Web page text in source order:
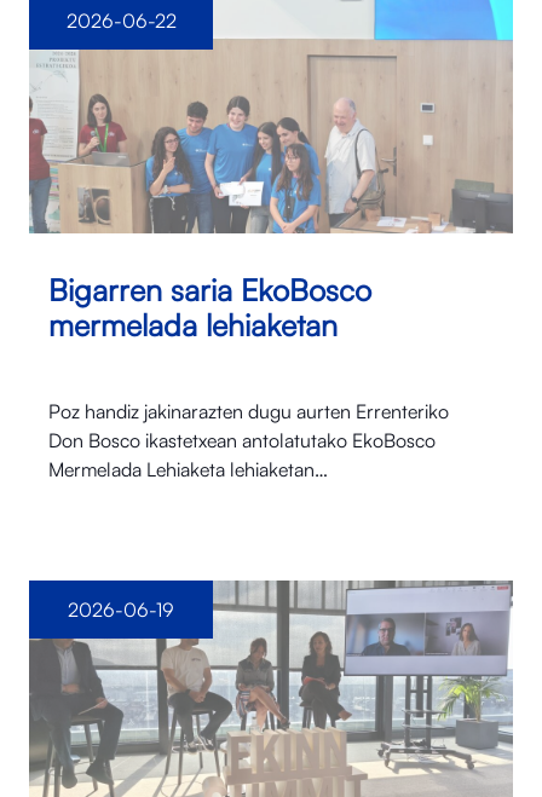
Bigarren saria EkoBosco
mermelada lehiaketan
Poz handiz jakinarazten dugu aurten Errenteriko
Don Bosco ikastetxean antolatutako EkoBosco
Mermelada Lehiaketa lehiaketan…
2026-06-22
2026-06-19